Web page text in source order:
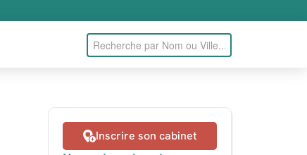
Inscrire son cabinet